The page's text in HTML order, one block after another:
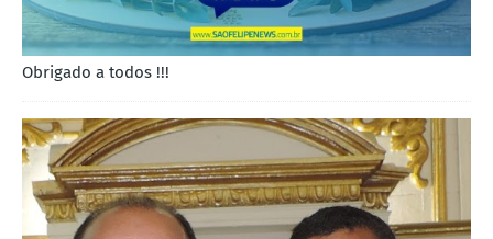
Obrigado a todos !!!